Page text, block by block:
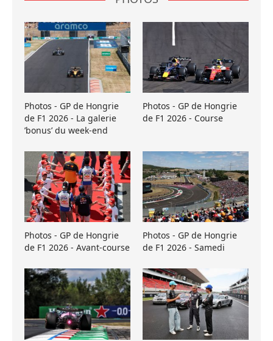
Photos - GP de Hongrie
de F1 2026 - La galerie
’bonus’ du week-end
Photos - GP de Hongrie
de F1 2026 - Course
Photos - GP de Hongrie
de F1 2026 - Avant-course
Photos - GP de Hongrie
de F1 2026 - Samedi